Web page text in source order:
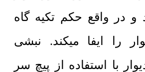
در واقع حکم تکیه گاه
را ایفا میکند. نبشی
با استفاده از پیچ سر